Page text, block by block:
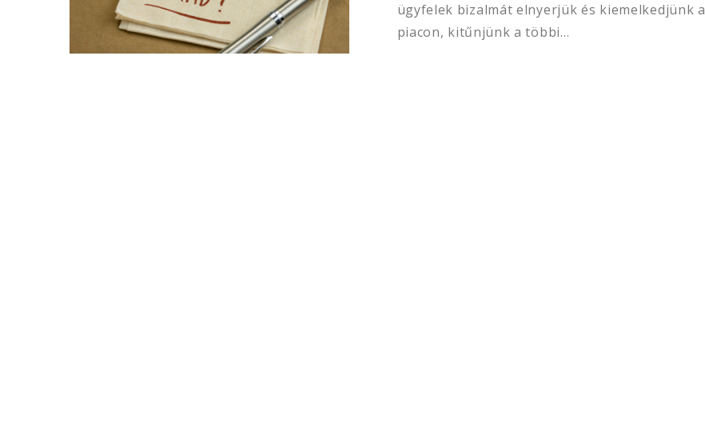
ügyfelek bizalmát elnyerjük és kiemelkedjünk a
piacon, kitűnjünk a többi…